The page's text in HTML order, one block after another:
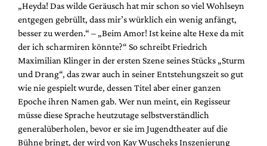
Alle Hefte
Leseproben
Podcast
Service
Shop / Abo
Newsletter
Redaktion
„Heyda! Das wilde Geräusch hat mir schon so viel Wohlseyn
entgegen gebrüllt, dass mir’s würklich ein wenig anfängt,
besser zu werden.“ – „Beim Amor! Ist keine alte Hexe da mit
der ich scharmiren könnte?“ So schreibt Friedrich
Maximilian Klinger in der ersten Szene seines Stücks „Sturm
und Drang“, das zwar auch in seiner Entstehungszeit so gut
wie nie gespielt wurde, dessen Titel aber einer ganzen
Epoche ihren Namen gab. Wer nun meint, ein Regisseur
müsse diese Sprache heutzutage selbstverständlich
generalüberholen, bevor er sie im Jugendtheater auf die
Bühne bringt, der wird von Kay Wuscheks Inszenierung